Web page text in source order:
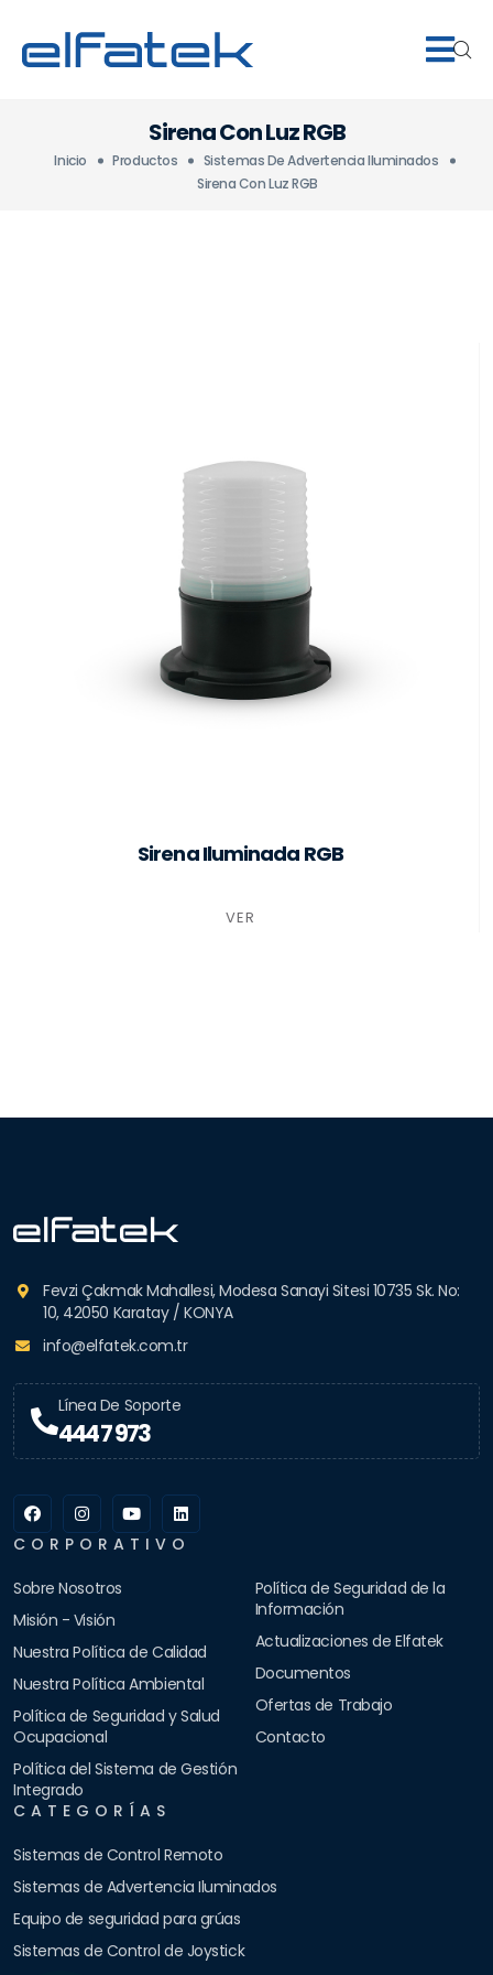
Sirena Con Luz RGB
Inicio Productos
Sistemas De Advertencia Iluminados
Sirena Con Luz RGB
Sirena Iluminada RGB
VER
Fevzi Çakmak Mahallesi, Modesa Sanayi Sitesi 10735 Sk. No:
10, 42050 Karatay / KONYA
info@elfatek.com.tr
Línea De Soporte
444 7 973
CORPORATIVO
Sobre Nosotros
Misión - Visión
Nuestra Política de Calidad
Nuestra Política Ambiental
Política de Seguridad y Salud
Ocupacional
Política del Sistema de Gestión
Integrado
Política de Seguridad de la
Información
Actualizaciones de Elfatek
Documentos
Ofertas de Trabajo
Contacto
CATEGORÍAS
Sistemas de Control Remoto
Sistemas de Advertencia Iluminados
Equipo de seguridad para grúas
Sistemas de Control de Joystick